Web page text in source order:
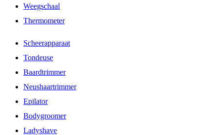
Weegschaal
Thermometer
Scheerapparaat
Tondeuse
Baardtrimmer
Neushaartrimmer
Epilator
Bodygroomer
Ladyshave